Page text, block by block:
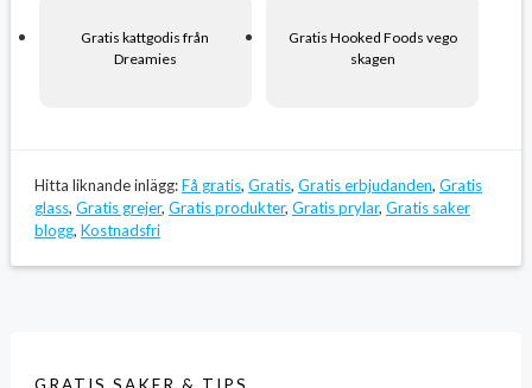
Gratis kattgodis från
Dreamies
Gratis Hooked Foods vego
skagen
Hitta liknande inlägg:Få gratis, Gratis, Gratis erbjudanden, Gratis
glass, Gratis grejer, Gratis produkter, Gratis prylar, Gratis saker
blogg, Kostnadsfri